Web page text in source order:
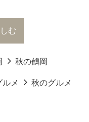
む
秋の鶴岡
ルメ 秋のグルメ